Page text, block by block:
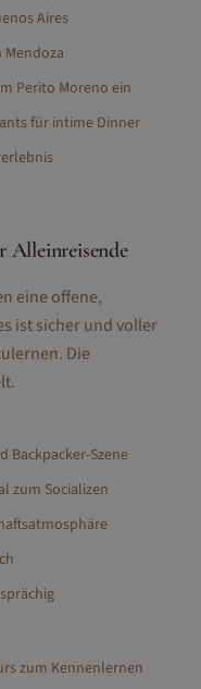
Aires
Perito Moreno ein
für intime Dinner
Alleinreisende
eine offene,
ist sicher und voller
Die
Backpacker-Szene
zum Socializen
zum Kennenlernen